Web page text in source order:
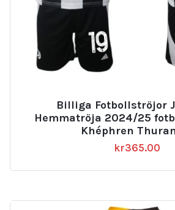
Billiga Fotbollströjor
Hemmatröja 2024/25
Khéphren
kr365.00